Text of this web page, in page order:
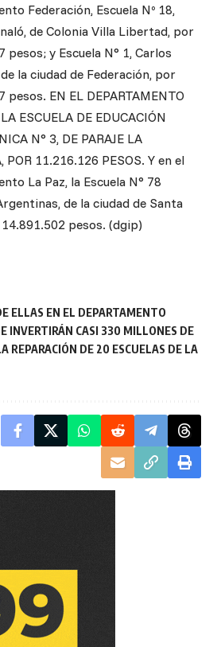
Federación, Escuela Nº 18,
de Colonia Villa Libertad, por
pesos; y Escuela N° 1, Carlos
la ciudad de Federación, por
pesos. EN EL DEPARTAMENTO
ESCUELA DE EDUCACIÓN
N° 3, DE PARAJE LA
POR 11.216.126 PESOS. Y en el
La Paz, la Escuela N° 78
de la ciudad de Santa
pesos. (dgip)
ELLAS EN EL DEPARTAMENTO
INVERTIRÁN CASI 330 MILLONES DE
REPARACIÓN DE 20 ESCUELAS DE LA